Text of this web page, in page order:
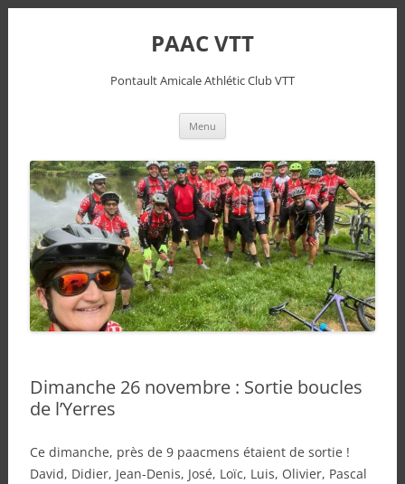
PAAC VTT
Pontault Amicale Athlétic Club VTT
Menu
Dimanche 26 novembre : Sortie boucles
de l’Yerres
Ce dimanche, près de 9 paacmens étaient de sortie !
David, Didier, Jean-Denis, José, Loïc, Luis, Olivier, Pascal